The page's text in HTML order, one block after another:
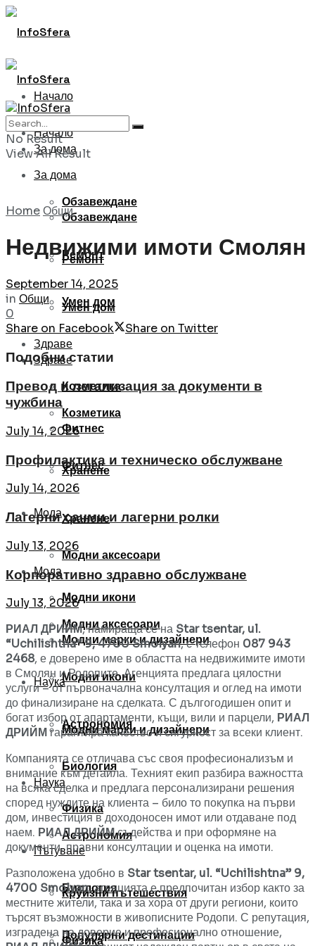
Начало
За дома
Обзавеждане
Ремонт
Умен дом
Здраве
Козметика
Фитнес
Хранене
Мода
Модни аксесоари
Модни икони
Модни марки и дизайнери
Наука
Астрономия
Биология
Физика
Начало
За дома
Обзавеждане
Ремонт
Умен дом
Здраве
Козметика
Фитнес
Хранене
Мода
Модни аксесоари
Модни икони
Модни марки и дизайнери
Наука
Астрономия
Биология
Физика
Пътуване
Круизни пътешествия
Популярни дестинации
No Result
View All Result
HomeОбщи
Недвижими имоти Смолян
September 14, 2025
in Общи
0
Share on Facebook
Share on Twitter
Подобни статии
Превод и легализация за документи в
чужбина
July 14, 2026
Профилактика и техническо обслужване
July 14, 2026
Лагерни сачми и лагерни ролки
July 13, 2026
Корпоративно здравно обслужване
July 13, 2026
РИАЛ ДРИЙМ, намираща се на Star tsentar, ul.
“Uchilishtna” 9, 4700 Smolyan, с телефон 087 943
2468, е доверено име в областта на недвижимите имоти
в Смолян и Родопите. Агенцията предлага цялостни
услуги – от първоначална консултация и оглед на имоти
до финализиране на сделката. С дългогодишен опит и
богат избор от апартаменти, къщи, вили и парцели, РИАЛ
ДРИЙМгарантира качество и сигурност за всеки клиент.
Компанията се отличава със своя професионализъм и
внимание към детайла. Техният екип разбира важността
на всяка сделка и предлага персонализирани решения
според нуждите на клиента – било то покупка на първи
дом, инвестиция в доходоносен имот или отдаване под
наем. РИАЛ ДРИЙМсъдейства и при оформяне на
документи, правни консултации и оценка на имоти.
Разположена удобно в Star tsentar, ul. “Uchilishtna” 9,
4700 Smolyan, агенцията е предпочитан избор както за
местните жители, така и за хора от други региони, които
търсят възможности в живописните Родопи. С репутация,
изградена на доверие и професионално отношение,